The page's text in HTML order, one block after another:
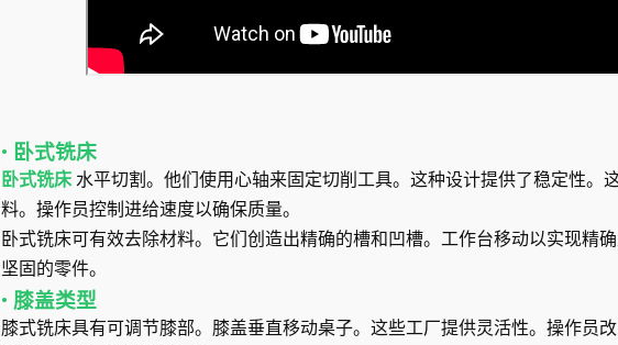
• 卧式铣床
卧式铣床 水平切割。他们使用心轴来固定切削工具。这种设计提供了稳定性。
料。操作员控制进给速度以确保质量。
卧式铣床可有效去除材料。它们创造出精确的槽和凹槽。工作台移动以实现精
坚固的零件。
• 膝盖类型
膝式铣床具有可调节膝部。膝盖垂直移动桌子。这些工厂提供灵活性。操作员